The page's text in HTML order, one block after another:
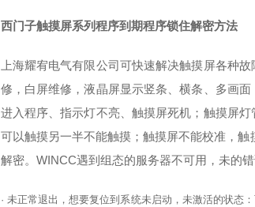
西门子触摸屏系列程序到期程序锁住解密方法
上海耀宥电气有限公司可快速解决触摸屏各种
修，白屏维修，液晶屏显示竖条、横条、多画
进入程序、指示灯不亮、触摸屏死机；触摸屏
可以触摸另一半不能触摸；触摸屏不能校准，
解密。WINCC遇到组态的服务器不可用，未的
· 未正常退出，想要复位到系统未启动，未激活的状态